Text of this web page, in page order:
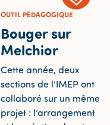
OUTIL PÉDAGOGIQUE
Bouger sur
Melchior
Cette année, deux
sections de l’IMEP ont
collaboré sur un même
projet : l’arrangement